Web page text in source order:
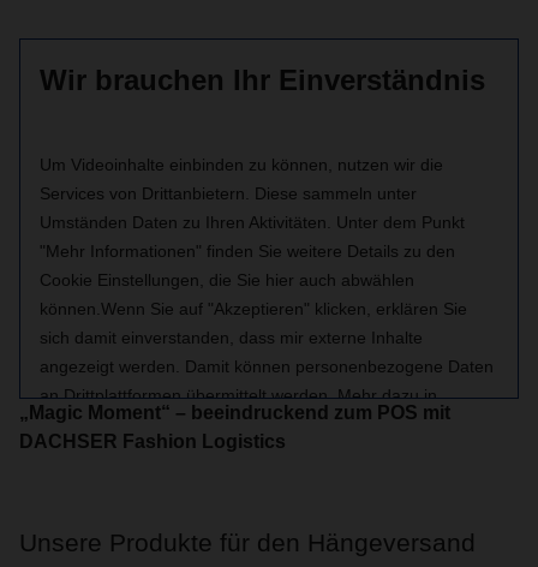
Wir brauchen Ihr Einverständnis
Um Videoinhalte einbinden zu können, nutzen wir die
Services von Drittanbietern. Diese sammeln unter
Umständen Daten zu Ihren Aktivitäten. Unter dem Punkt
"Mehr Informationen" finden Sie weitere Details zu den
Cookie Einstellungen, die Sie hier auch abwählen
können.Wenn Sie auf "Akzeptieren" klicken, erklären Sie
sich damit einverstanden, dass mir externe Inhalte
angezeigt werden. Damit können personenbezogene Daten
an Drittplattformen übermittelt werden. Mehr dazu in
unserer Datenschutzerklärung.
„Magic Moment“ – beeindruckend zum POS mit
DACHSER Fashion Logistics
Unsere Produkte für den Hängeversand